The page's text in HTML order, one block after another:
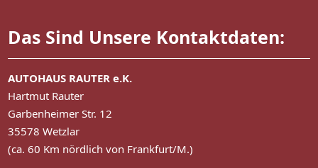
Das Sind Unsere Kontaktdaten:
AUTOHAUS RAUTER e.K.
Hartmut Rauter
Garbenheimer Str. 12
35578 Wetzlar
(ca. 60 Km nördlich von Frankfurt/M.)